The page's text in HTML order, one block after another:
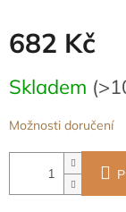
682 Kč
cena:
Skladem
Možnosti doručení